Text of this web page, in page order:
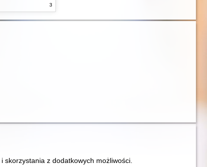
3
z dodatkowych możliwości.